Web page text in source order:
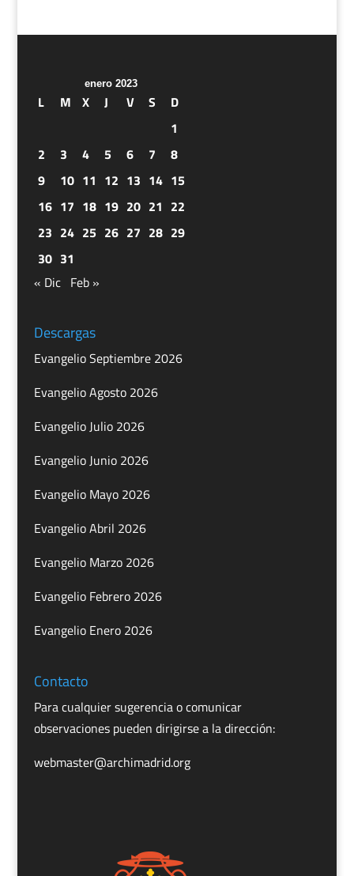
enero 2023
L M X J V S
D
1
2
3 4 5 6 7
8
9
10 11 12 13 14 15
16 17 18 19 20 21 22
23 24 25 26 27 28 29
30 31
« Dic Feb »
Descargas
Evangelio Septiembre 2026
Evangelio Agosto 2026
Evangelio Julio 2026
Evangelio Junio 2026
Evangelio Mayo 2026
Evangelio Abril 2026
Evangelio Marzo 2026
Evangelio Febrero 2026
Evangelio Enero 2026
Contacto
Para cualquier sugerencia o comunicar
observaciones pueden dirigirse a la dirección:
webmaster@archimadrid.org